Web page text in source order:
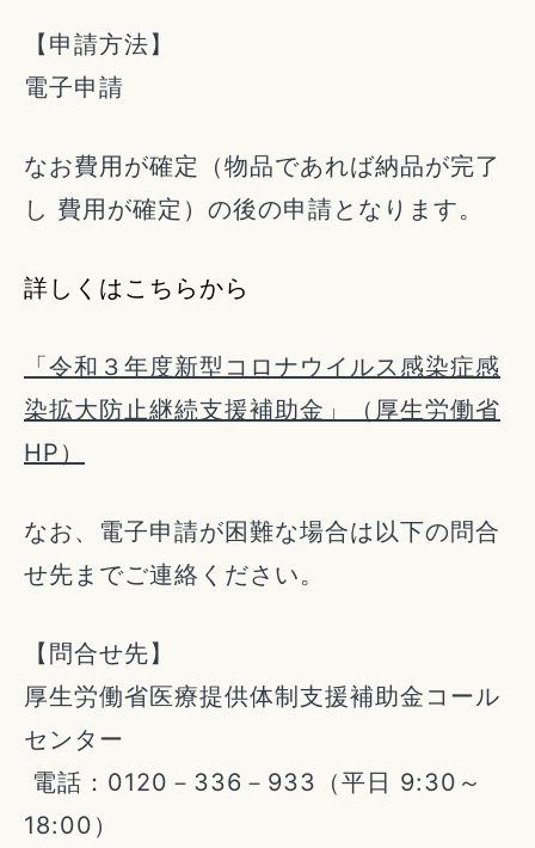
【申請方法】
電子申請
なお費用が確定（物品であれば納品が完了
し 費用が確定）の後の申請となります。
詳しくはこちらから
「令和３年度新型コロナウイルス感染症感
染拡大防止継続支援補助金」（厚生労働省
HP）
なお、電子申請が困難な場合は以下の問合
せ先までご連絡ください。
【問合せ先】
厚生労働省医療提供体制支援補助金コール
センター
電話：0120－336－933（平日 9:30～
18:00）